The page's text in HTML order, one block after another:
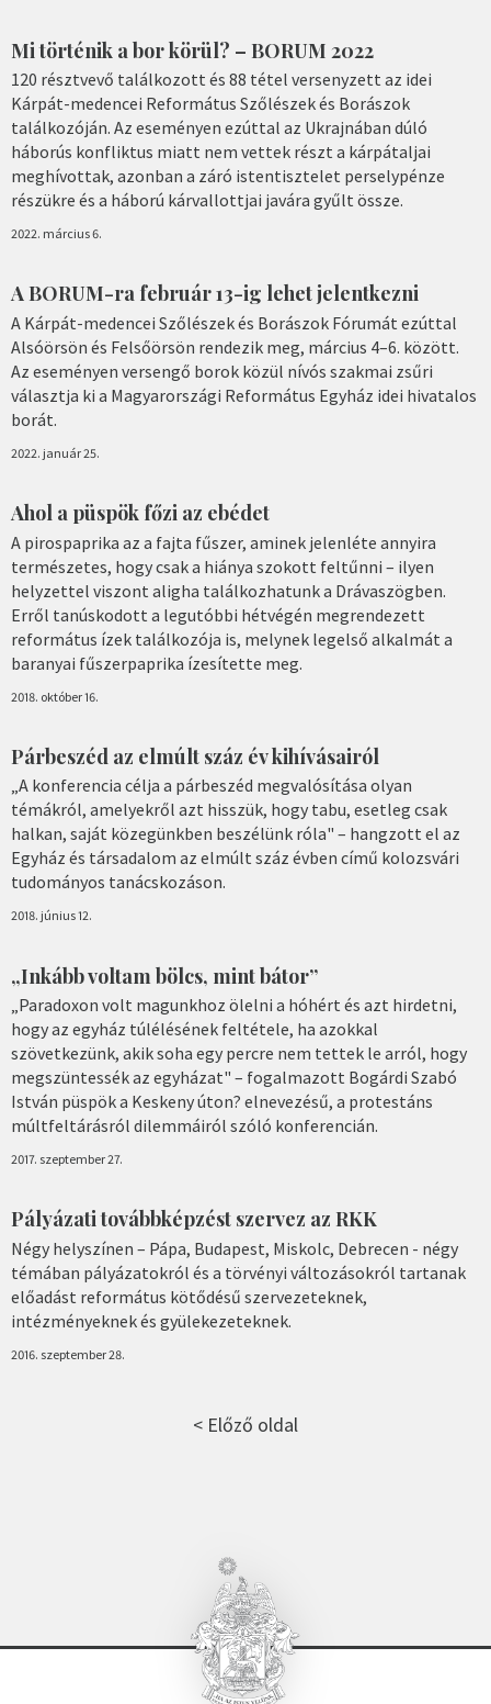
Mi történik a bor körül? – BORUM 2022
120 résztvevő találkozott és 88 tétel versenyzett az idei
Kárpát-medencei Református Szőlészek és Borászok
találkozóján. Az eseményen ezúttal az Ukrajnában dúló
háborús konfliktus miatt nem vettek részt a kárpátaljai
meghívottak, azonban a záró istentisztelet perselypénze
részükre és a háború kárvallottjai javára gyűlt össze.
2022. március 6.
A BORUM-ra február 13-ig lehet jelentkezni
A Kárpát-medencei Szőlészek és Borászok Fórumát ezúttal
Alsóörsön és Felsőörsön rendezik meg, március 4–6. között.
Az eseményen versengő borok közül nívós szakmai zsűri
választja ki a Magyarországi Református Egyház idei hivatalos
borát.
2022. január 25.
Ahol a püspök főzi az ebédet
A pirospaprika az a fajta fűszer, aminek jelenléte annyira
természetes, hogy csak a hiánya szokott feltűnni – ilyen
helyzettel viszont aligha találkozhatunk a Drávaszögben.
Erről tanúskodott a legutóbbi hétvégén megrendezett
református ízek találkozója is, melynek legelső alkalmát a
baranyai fűszerpaprika ízesítette meg.
2018. október 16.
Párbeszéd az elmúlt száz év kihívásairól
„A konferencia célja a párbeszéd megvalósítása olyan
témákról, amelyekről azt hisszük, hogy tabu, esetleg csak
halkan, saját közegünkben beszélünk róla" – hangzott el az
Egyház és társadalom az elmúlt száz évben című kolozsvári
tudományos tanácskozáson.
2018. június 12.
„Inkább voltam bölcs, mint bátor”
„Paradoxon volt magunkhoz ölelni a hóhért és azt hirdetni,
hogy az egyház túlélésének feltétele, ha azokkal
szövetkezünk, akik soha egy percre nem tettek le arról, hogy
megszüntessék az egyházat" – fogalmazott Bogárdi Szabó
István püspök a Keskeny úton? elnevezésű, a protestáns
múltfeltárásról dilemmáiról szóló konferencián.
2017. szeptember 27.
Pályázati továbbképzést szervez az RKK
Négy helyszínen – Pápa, Budapest, Miskolc, Debrecen - négy
témában pályázatokról és a törvényi változásokról tartanak
előadást református kötődésű szervezeteknek,
intézményeknek és gyülekezeteknek.
2016. szeptember 28.
< Előző oldal